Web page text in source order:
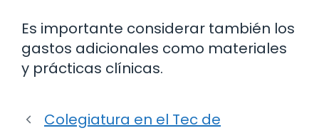
Es importante considerar también los
gastos adicionales como materiales
y prácticas clínicas.
Colegiatura en el Tec de